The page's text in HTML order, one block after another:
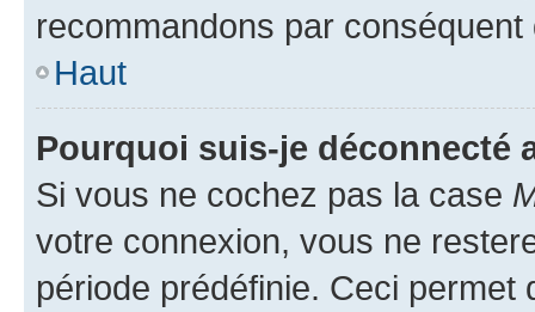
recommandons par conséquent
Haut
Pourquoi suis-je déconnecté
Si vous ne cochez pas la case
votre connexion, vous ne
période prédéfinie. Ceci permet